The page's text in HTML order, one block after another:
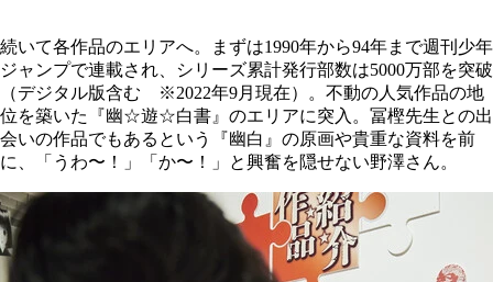
続いて各作品のエリアへ。まずは1990年から94年まで週刊少年
ジャンプで連載され、シリーズ累計発行部数は5000万部を突破
（デジタル版含む ※2022年9月現在）。不動の人気作品の地
位を築いた『幽☆遊☆白書』のエリアに突入。冨樫先生との出
会いの作品でもあるという『幽白』の原画や貴重な資料を前
に、「うわ〜！」「か〜！」と興奮を隠せない野澤さん。